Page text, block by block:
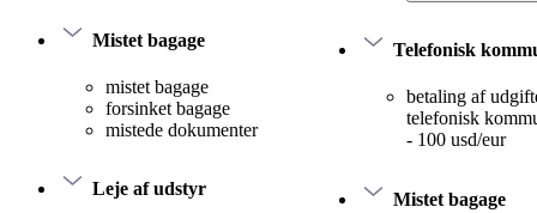
Mistet bagage
mistet bagage
forsinket bagage
mistede dokumenter
Leje af udstyr
Telefonisk
betaling af
telefonisk
- 100 usd/eur
Mistet bagage